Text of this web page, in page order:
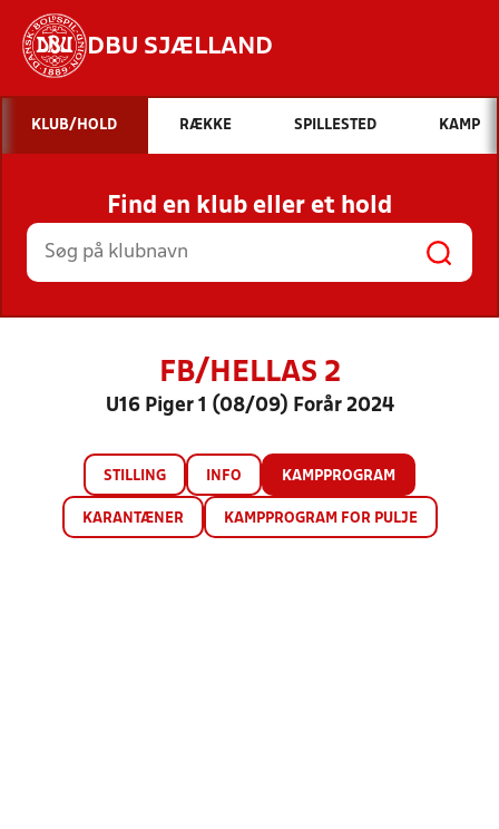
DBU SJÆLLAND
Hvad vil du søge efter?
INDHOLD OG NYHEDER
STILLINGER, RESULTATER, KLUBBER OG
HOLD
KLUB/HOLD RÆKKE SPILLESTED KAMP
Find en klub eller et hold
FB/HELLAS 2
U16 Piger 1 (08/09) Forår 2024
STILLING INFO KAMPPROGRAM
KARANTÆNER KAMPPROGRAM FOR PULJE